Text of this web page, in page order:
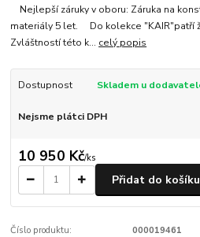
materiály 5 let. Do kolekce "KAIR"patří židle, křesla, stoly a lehátka.
Zvláštností této k... celý popis
Dostupnost
Nejsme plátci DPH
10 950 Kč/ks
Přidat do košíku
Číslo produktu:
000019461